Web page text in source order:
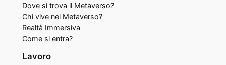
Dove si trova il Metaverso?
Chi vive nel Metaverso?
Realtà Immersiva
Come si entra?
Lavoro